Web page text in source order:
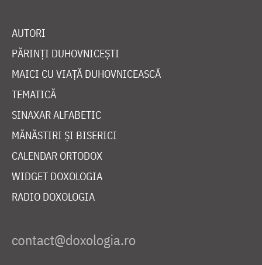
AUTORI
PĂRINȚI DUHOVNICEȘTI
MAICI CU VIAȚĂ DUHOVNICEASCĂ
TEMATICĂ
SINAXAR ALFABETIC
MĂNĂSTIRI ȘI BISERICI
CALENDAR ORTODOX
WIDGET DOXOLOGIA
RADIO DOXOLOGIA